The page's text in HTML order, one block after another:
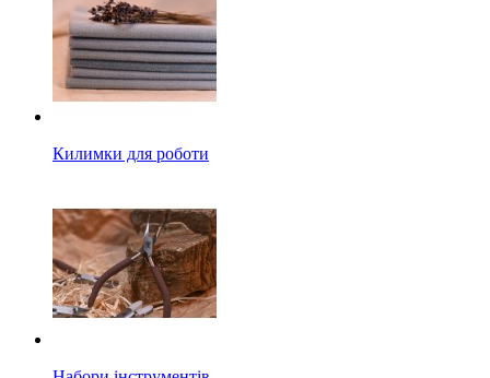
Килимки для роботи